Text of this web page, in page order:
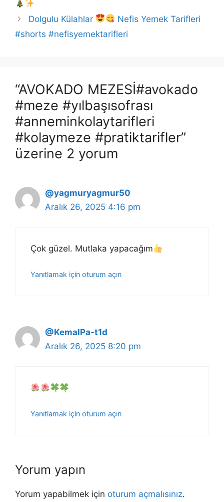
Dolgulu Külahlar
Nefis Yemek Tarifleri
#shorts #nefisyemektarifleri
“AVOKADO MEZESİ#avokado
#meze #yılbaşısofrası
#anneminkolaytarifleri
#kolaymeze #pratiktarifler”
üzerine 2 yorum
@yagmuryagmur50
Aralık 26, 2025 4:16 pm
Çok güzel. Mutlaka yapacağım
Yanıtlamak için oturum açın
@KemalPa-t1d
Aralık 26, 2025 8:20 pm
Yanıtlamak için oturum açın
Yorum yapın
Yorum yapabilmek için oturum açmalısınız.